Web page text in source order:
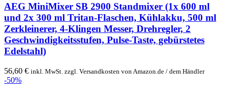
AEG MiniMixer SB 2900 Standmixer (1x 600 ml
und 2x 300 ml Tritan-Flaschen, Kühlakku, 500 ml
Zerkleinerer, 4-Klingen Messer, Drehregler, 2
Geschwindigkeitsstufen, Pulse-Taste, gebürstetes
Edelstahl)
56,60 € inkl. MwSt. zzgl. Versandkosten von Amazon.de / dem Händler
-50%